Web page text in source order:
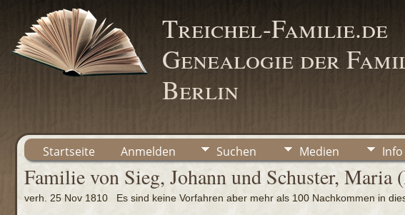
Treichel-Familie.de
Genealogie der
Berlin
Startseite Anmelden Suchen Medien Info
Familie von Sieg, Johann und Schuster, Maria
verh. 25 Nov 1810 Es sind keine Vorfahren aber mehr als 100 Nachkommen in